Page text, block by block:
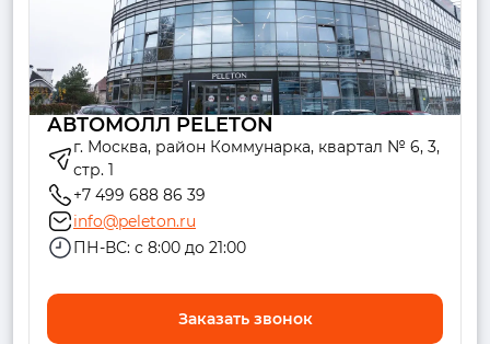
АВТОМОЛЛ PELETON
г. Москва, район Коммунарка, квартал № 6, 3,
стр. 1
+7 499 688 86 39
info@peleton.ru
ПН-ВС: с 8:00 до 21:00
Заказать звонок